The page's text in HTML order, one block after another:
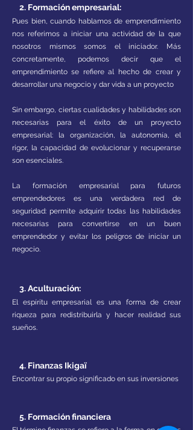
​ 2. Formación empresarial:
Pues bien, cuando hablamos de emprendimiento
nos referimos a iniciar una actividad de la que
nosotros mismos somos el iniciador. Más
concretamente, podemos decir que el
emprendimiento se refiere al hecho de crear y
desarrollar una negocio y dar vida a un proyecto
Sin embargo, ciertas cualidades y habilidades son
necesarias para el éxito de un proyecto
empresarial: la organización, la autonomía, el
rigor, la capacidad de evolucionar y recuperarse
son esenciales.
La formación empresarial para futuros
emprendedores es una verdadera red de
seguridad: permite adquirir todas las habilidades
necesarias para convertirse en un buen
emprendedor y evitar los peligros de iniciar un
negocio.
3. Aculturación:
El espíritu empresarial es una forma de crear
riqueza para redistribuirla y hacer realidad sus
sueños.
4. Finanzas Ikigaï
Encontrar su propio significado en sus inversiones
5. Formación financiera